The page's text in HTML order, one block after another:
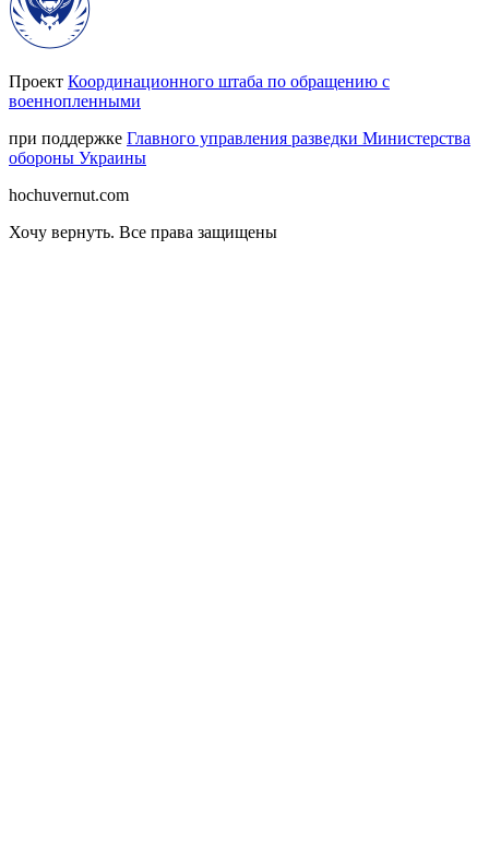
Проект Координационного штаба по обращению с
военнопленными
при поддержке Главного управления разведки Министерства
обороны Украины
hochuvernut.com
Хочу вернуть. Все права защищены